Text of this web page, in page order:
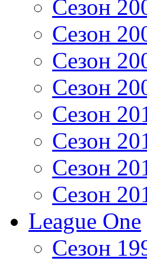
Сезон
Сезон
Сезон
Сезон
Сезон
Сезон
Сезон
Сезон
League One
Сезон